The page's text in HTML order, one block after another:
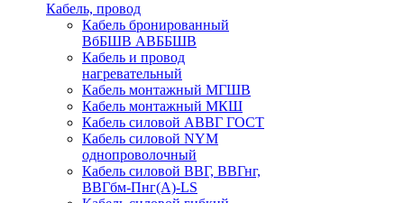
Кабель, провод
Кабель бронированный
ВбБШВ АВББШВ
Кабель и провод
нагревательный
Кабель монтажный МГШВ
Кабель монтажный МКШ
Кабель силовой АВВГ ГОСТ
Кабель силовой NYM
однопроволочный
Кабель силовой ВВГ, ВВГнг,
ВВГбм-Пнг(А)-LS